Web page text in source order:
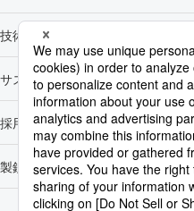
技術開発
サステナビリティ
採用情報
製鉄所一覧